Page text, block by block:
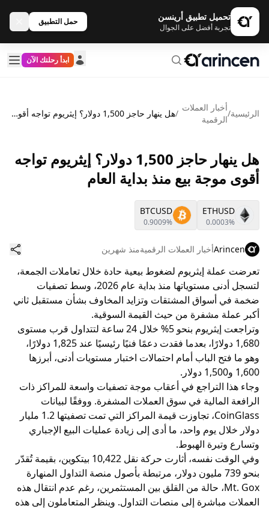
تحميل تطبيق أرينسن
تجربة أفضل على الجوال
حمل التطبيق
ابدأ رحلتك الآن
الرئيسية/
أخبار العملات
الرقمية
/ هل ينهار حاجز 1,500 دولار؟ إيثريوم تواجه أقوى موجة بيع منذ بداية العام
هل ينهار حاجز 1,500 دولار؟ إيثريوم تواجه
أقوى موجة بيع منذ بداية العام
ETHUSD
0.0003%
BTCUSD
0.9009%
Arincenأخبار العملات الرقميةمنذ شهرين
تعرضت عملة إيثريوم لضغوط بيعية حادة خلال تعاملات الجمعة،
لتسجل أدنى مستوياتها منذ بداية عام 2026، وسط تصفيات
ضخمة في أسواق المشتقات وتزايد المخاوف بشأن مستقبل ثاني
أكبر عملة مشفرة من حيث القيمة السوقية.
وتراجعت إيثريوم بنحو 5% خلال 24 ساعة لتتداول قرب مستوى
1,680 دولارًا، بعدما فقدت دعمًا فنيًا رئيسيًا عند 1,825 دولارًا،
وهو ما فتح الباب أمام احتمالات اختبار مستويات أدنى، أبرزها
1,600 و1,500 دولار.
وجاء هذا التراجع في أعقاب موجة تصفيات واسعة للمراكز ذات
الرافعة المالية في سوق العملات المشفرة. ووفقًا لبيانات
CoinGlass، تجاوزت قيمة المراكز التي تمت تصفيتها 1.2 مليار
دولار خلال يوم واحد، ما أدى إلى زيادة عمليات البيع الإجباري
وتسارع وتيرة الهبوط.
وفي الوقت نفسه، أثارت حركة نقل 10,422 بيتكوين، بقيمة تُقدّر
بنحو 739 مليون دولار، مرتبطة بأصول منصة التداول المنهارة
Mt. Gox، حالة من القلق بين المستثمرين، رغم عدم انتقال هذه
العملات مباشرة إلى منصات التداول. وينظر المتعاملون إلى هذه